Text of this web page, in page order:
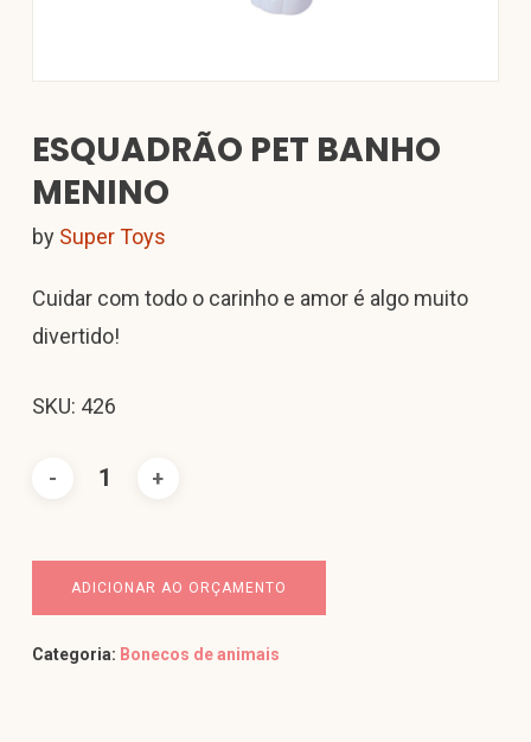
ESQUADRÃO PET BANHO
MENINO
by Super Toys
Cuidar com todo o carinho e amor é algo muito
divertido!
SKU: 426
ADICIONAR AO ORÇAMENTO
Categoria: Bonecos de animais